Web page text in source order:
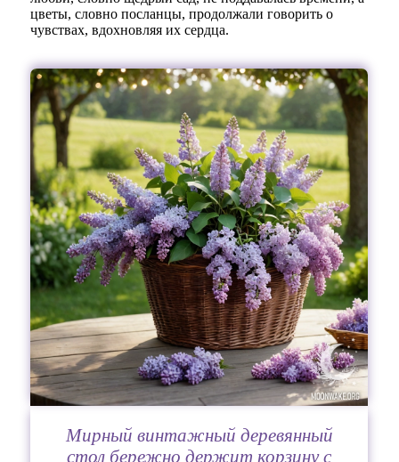
цветы, словно посланцы, продолжали говорить о
чувствах, вдохновляя их сердца.
Мирный винтажный деревянный
стол бережно держит корзину с